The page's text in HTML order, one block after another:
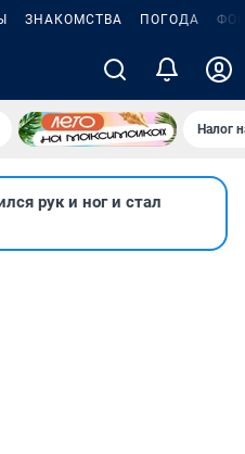
ЗНАКОМСТВА ПОГОДА
Налог
рук и ног и стал